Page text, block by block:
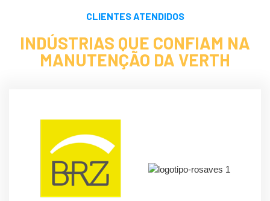
CLIENTES ATENDIDOS
INDÚSTRIAS QUE CONFIAM NA
MANUTENÇÃO DA VERTH